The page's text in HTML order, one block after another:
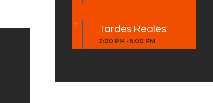
Tardes Reales
2:00 PM -5:00 PM